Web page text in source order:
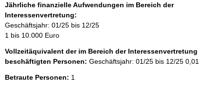
Jährliche finanzielle Aufwendungen im Bereich der
Interessenvertretung:
Geschäftsjahr: 01/25 bis 12/25
1 bis 10.000 Euro
Vollzeitäquivalent der im Bereich der Interessenvertretung
beschäftigten Personen: Geschäftsjahr: 01/25 bis 12/25 0,01
Betraute Personen: 1